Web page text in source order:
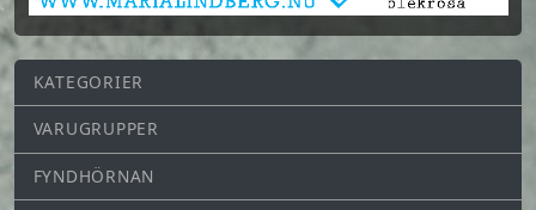
KATEGORIER
VARUGRUPPER
FYNDHÖRNAN